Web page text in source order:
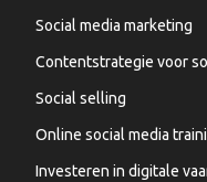
Social media marketing
Contentstrategie voor
Social selling
Online social media
Investeren in digitale